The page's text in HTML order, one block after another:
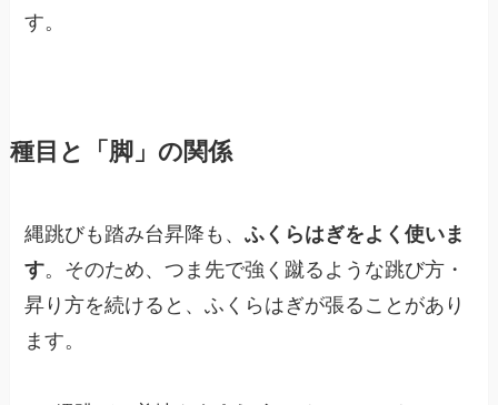
す。
種目と「脚」の関係
縄跳びも踏み台昇降も、ふくらはぎをよく使いま
す。そのため、つま先で強く蹴るような跳び方・
昇り方を続けると、ふくらはぎが張ることがあり
ます。